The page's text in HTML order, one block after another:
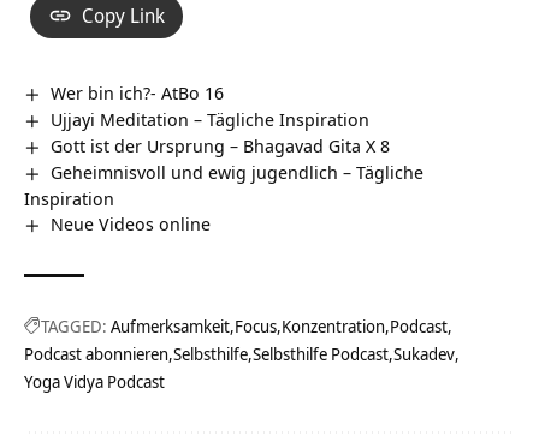
Copy Link
Wer bin ich?- AtBo 16
Ujjayi Meditation – Tägliche Inspiration
Gott ist der Ursprung – Bhagavad Gita X 8
Geheimnisvoll und ewig jugendlich – Tägliche
Inspiration
Neue Videos online
TAGGED: Aufmerksamkeit Focus Konzentration Podcast
Podcast abonnieren Selbsthilfe Selbsthilfe Podcast Sukadev
Yoga Vidya Podcast